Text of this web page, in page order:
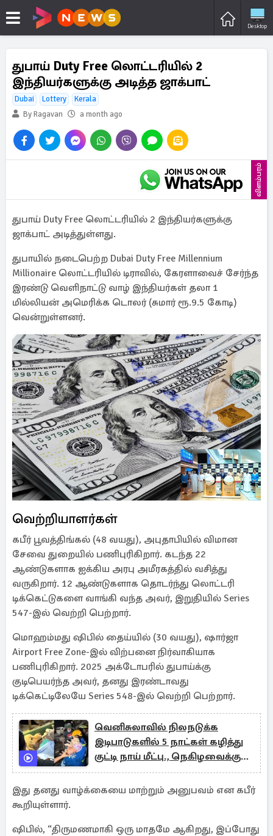
Desktop
துபாய் Duty Free லொட்டரியில் 2
இந்தியர்களுக்கு அடித்த ஜாக்பாட்
Dubai Lottery
Kerala
By Ragavan
a month ago
விளம்பரம்
துபாய் Duty Free லொட்டரியில் 2 இந்தியர்களுக்கு
ஜாக்பாட் அடித்துள்ளது.
துபாயில் நடைபெற்ற Dubai Duty Free Millennium
Millionaire லொட்டரியில் டிராவில், கேரளாவைச் சேர்ந்த
இரண்டு வெளிநாட்டு வாழ் இந்தியர்கள் தலா 1
மில்லியன் அமெரிக்க டொலர் (சுமார் ரூ.9.5 கோடி)
வென்றுள்ளனர்.
வெற்றியாளர்கள்
கபீர் பூவத்திங்கல் (48 வயது), அபுதாபியில் விமான
சேவை துறையில் பணிபுரிகிறார். கடந்த 22
ஆண்டுகளாக ஐக்கிய அரபு அமீரகத்தில் வசித்து
வருகிறார். 12 ஆண்டுகளாக தொடர்ந்து லொட்டரி
டிக்கெட்டுகளை வாங்கி வந்த அவர், இறுதியில் Series
547-இல் வெற்றி பெற்றார்.
மொஹம்மது ஷிபில் தைய்யில் (30 வயது), ஷார்ஜா
Airport Free Zone-இல் விற்பனை நிர்வாகியாக
பணிபுரிகிறார். 2025 அக்டோபரில் துபாய்க்கு
குடிபெயர்ந்த அவர், தனது இரண்டாவது
டிக்கெட்டிலேயே Series 548-இல் வெற்றி பெற்றார்.
வெனிசுலாவில் நிலநடுக்க
இடிபாடுகளில் 5 நாட்கள் கழித்து
குட்டி நாய் மீட்பு., நெகிழவைக்கும்
காட்சி
இது தனது வாழ்க்கையை மாற்றும் அனுபவம் என கபீர்
கூறியுள்ளார்.
ஷிபில், “திருமணமாகி ஒரு மாதமே ஆகிறது, இப்போது